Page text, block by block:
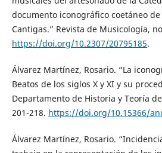
documento iconográfico coetáneo
Cantigas.” Revista de Musicología,
https://doi.org/10.2307/20795185.
Álvarez Martínez, Rosario. “La
Beatos de los siglos X y XI y su
Departamento de Historia y Teoría
201-218. https://doi.org/10.15366/
Álvarez Martínez, Rosario.